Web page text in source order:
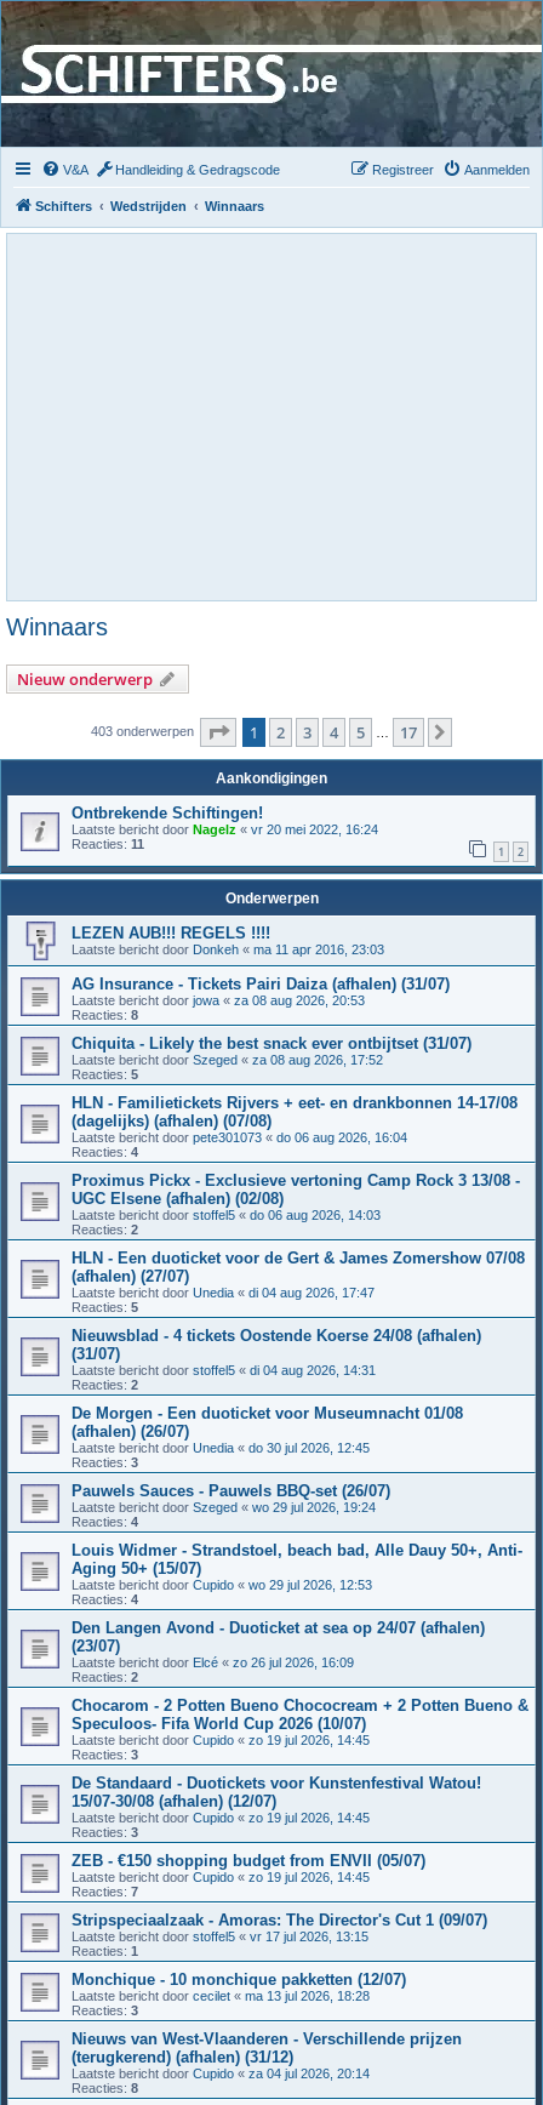
V&A Handleiding & Gedragscode Aanmelden
Registreer
Schifters Wedstrijden Winnaars
Winnaars
Nieuw onderwerp
403 onderwerpen Pagina van 17
1 2 3 4 5 17
Aankondigingen
Ontbrekende Schiftingen!
Laatste bericht door Nagelz « vr 20 mei 2022, 16:24
Reacties: 11 1 2
Onderwerpen
LEZEN AUB!!! REGELS !!!!
Laatste bericht door Donkeh « ma 11 apr 2016, 23:03
AG Insurance - Tickets Pairi Daiza (afhalen) (31/07)
Laatste bericht door jowa « za 08 aug 2026, 20:53
Reacties: 8
Chiquita - Likely the best snack ever ontbijtset (31/07)
Laatste bericht door Szeged « za 08 aug 2026, 17:52
Reacties: 5
HLN - Familietickets Rijvers + eet- en drankbonnen 14-17/08
(dagelijks) (afhalen) (07/08)
Laatste bericht door pete301073 « do 06 aug 2026, 16:04
Reacties: 4
Proximus Pickx - Exclusieve vertoning Camp Rock 3 13/08 -
UGC Elsene (afhalen) (02/08)
Laatste bericht door stoffel5 « do 06 aug 2026, 14:03
Reacties: 2
HLN - Een duoticket voor de Gert & James Zomershow 07/08
(afhalen) (27/07)
Laatste bericht door Unedia « di 04 aug 2026, 17:47
Reacties: 5
Nieuwsblad - 4 tickets Oostende Koerse 24/08 (afhalen)
(31/07)
Laatste bericht door stoffel5 « di 04 aug 2026, 14:31
Reacties: 2
De Morgen - Een duoticket voor Museumnacht 01/08
(afhalen) (26/07)
Laatste bericht door Unedia « do 30 jul 2026, 12:45
Reacties: 3
Pauwels Sauces - Pauwels BBQ-set (26/07)
Laatste bericht door Szeged « wo 29 jul 2026, 19:24
Reacties: 4
Louis Widmer - Strandstoel, beach bad, Alle Dauy 50+, Anti-
Aging 50+ (15/07)
Laatste bericht door Cupido « wo 29 jul 2026, 12:53
Reacties: 4
Den Langen Avond - Duoticket at sea op 24/07 (afhalen)
(23/07)
Laatste bericht door Elcé « zo 26 jul 2026, 16:09
Reacties: 2
Chocarom - 2 Potten Bueno Chococream + 2 Potten Bueno &
Speculoos- Fifa World Cup 2026 (10/07)
Laatste bericht door Cupido « zo 19 jul 2026, 14:45
Reacties: 3
De Standaard - Duotickets voor Kunstenfestival Watou!
15/07-30/08 (afhalen) (12/07)
Laatste bericht door Cupido « zo 19 jul 2026, 14:45
Reacties: 3
ZEB - €150 shopping budget from ENVII (05/07)
Laatste bericht door Cupido « zo 19 jul 2026, 14:45
Reacties: 7
Stripspeciaalzaak - Amoras: The Director's Cut 1 (09/07)
Laatste bericht door stoffel5 « vr 17 jul 2026, 13:15
Reacties: 1
Monchique - 10 monchique pakketten (12/07)
Laatste bericht door cecilet « ma 13 jul 2026, 18:28
Reacties: 3
Nieuws van West-Vlaanderen - Verschillende prijzen
(terugkerend) (afhalen) (31/12)
Laatste bericht door Cupido « za 04 jul 2026, 20:14
Reacties: 8